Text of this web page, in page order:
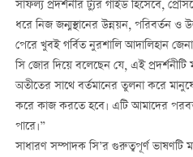
সাফল্য প্রদর্শনীর ট্যুর গাইড হিসেবে,
ধরে নিজ জন্মস্থানের উন্নয়ন, পরিবর্তন
পেরে খুবই গর্বিত নুরশালি আদালিহান
সি জোর দিয়ে বলেছেন যে, এই
অতীতের সাথে বর্তমানের তুলনা করে
করে কাজ করতে হবে। এটি আমাদের পরবর্তী
পারে।”
সাধারণ সম্পাদক সি’র গুরুত্বপূর্ণ